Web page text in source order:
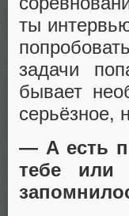
ты
задачи
бывает
серьёзное,
— А есть
тебе или